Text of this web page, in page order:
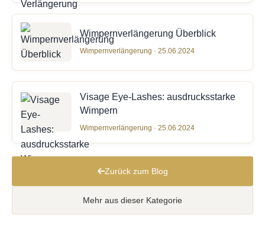
Wimpernverlängerung Überblick
Wimpernverlängerung · 25.06.2024
Visage Eye-Lashes: ausdrucksstarke
Wimpern
Wimpernverlängerung · 25.06.2024
Zurück zum Blog
Mehr aus dieser Kategorie